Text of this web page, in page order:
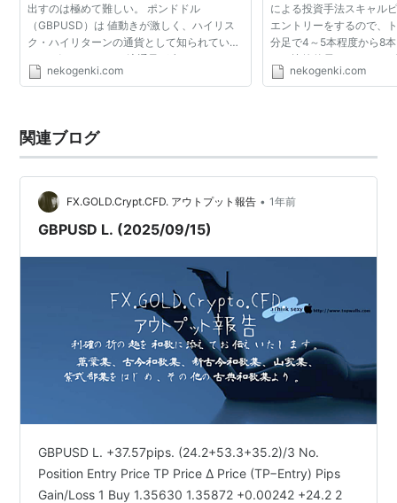
出すのは極めて難しい。 ポンドドル
（GBPUSD）は 値動きが激しく、ハイリス
ク・ハイリターンの通貨として知られていま
す。 ポンドGBPは、流通量が少ないので、
BigPlayerが操りやすい通貨なのです。 つま
nekogenki.com
による投資手法スキャル
エントリーをするので、
分足で4～5本程度から8
り、比較的長いスキャル
つまり、仕事から帰って
nekogenki.com
関連ブログ
FX.GOLD.Crypt.CFD. アウトプット報告 • 1年前
GBPUSD L. (2025/09/15)
GBPUSD L. +37.57pips. (24.2+53.3+35.2)/3 No.
Position Entry Price TP Price Δ Price (TP−Entry) Pips
Gain/Loss 1 Buy 1.35630 1.35872 +0.00242 +24.2 2